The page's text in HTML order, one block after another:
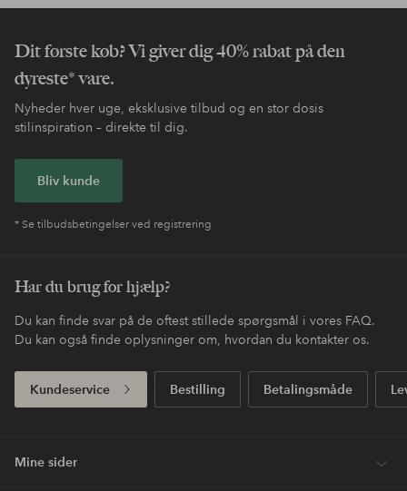
Dit første køb? Vi giver dig 40% rabat på den
dyreste* vare.
Nyheder hver uge, eksklusive tilbud og en stor dosis
stilinspiration – direkte til dig.
Bliv kunde
* Se tilbudsbetingelser ved registrering
Har du brug for hjælp?
Du kan finde svar på de oftest stillede spørgsmål i vores FAQ.
Du kan også finde oplysninger om, hvordan du kontakter os.
Kundeservice Bestilling Betalingsmåde
Mine sider